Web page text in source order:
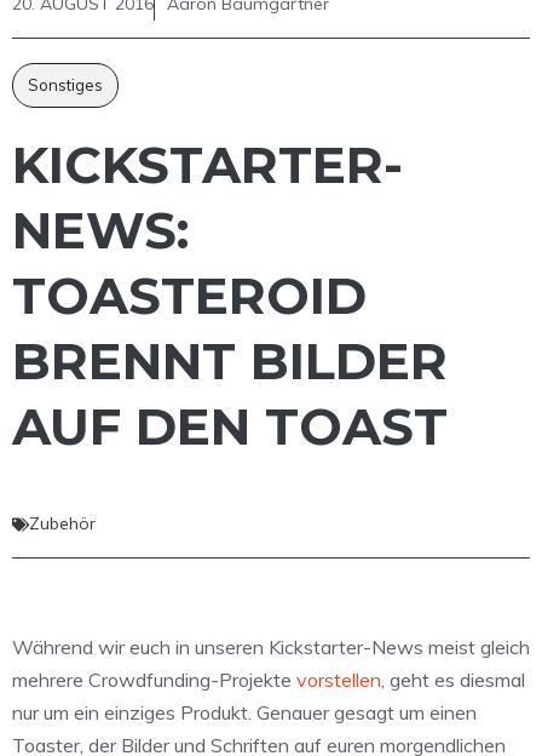
Sonstiges
KICKSTARTER-
NEWS:
TOASTEROID
BRENNT BILDER
AUF DEN TOAST
Zubehör
Während wir euch in unseren Kickstarter-News meist gleich
mehrere Crowdfunding-Projekte vorstellen, geht es diesmal
nur um ein einziges Produkt. Genauer gesagt um einen
Toaster, der Bilder und Schriften auf euren morgendlichen